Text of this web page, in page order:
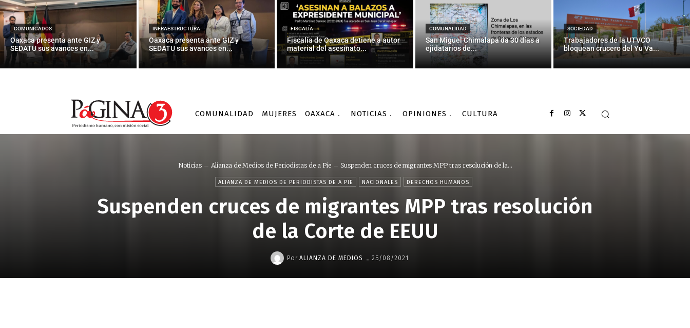
COMUNICADOS
Oaxaca presenta ante GIZ y
SEDATU sus avances en...
INFRAESTRUCTURA
Oaxaca presenta ante GIZ y
SEDATU sus avances en...
FISCALÍA
Fiscalía de Oaxaca detiene a autor
material del asesinato...
COMUNALIDAD
San Miguel Chimalapa da 30 días a
ejidatarios de...
SOCIEDAD
Trabajadores de la UTVCO
bloquean crucero del Yu Va...
COMUNALIDAD MUJERES OAXACA NOTICIAS OPINIONES CULTURA
Noticias Alianza de Medios de Periodistas de a Pie Suspenden cruces de migrantes MPP tras resolución de la...
ALIANZA DE MEDIOS DE PERIODISTAS DE A PIE NACIONALES DERECHOS HUMANOS
Suspenden cruces de migrantes MPP tras resolución
de la Corte de EEUU
Por ALIANZA DE MEDIOS - 25/08/2021